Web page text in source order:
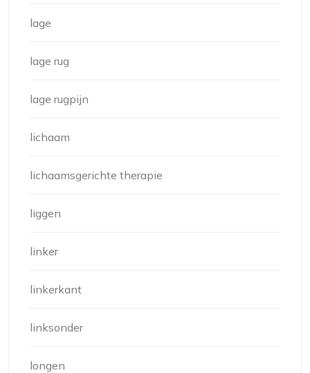
lage
lage rug
lage rugpijn
lichaam
lichaamsgerichte therapie
liggen
linker
linkerkant
linksonder
longen